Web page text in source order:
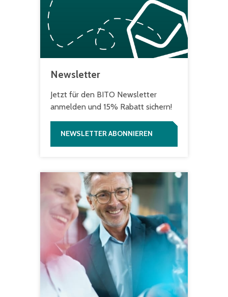
Newsletter
Jetzt für den BITO Newsletter
anmelden und 15% Rabatt sichern!
NEWSLETTER ABONNIEREN